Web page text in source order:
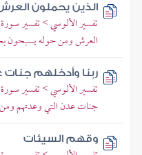
الذين يحملون
تفسير الألوسي > تفسير
العرش ومن حوله يسبحون
ربنا وأدخلهم
تفسير الألوسي > تفسير
جنات عدن التي وعدتهم
وقهم السيئات